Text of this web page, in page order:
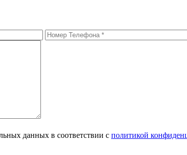
данных в соответствии с политикой